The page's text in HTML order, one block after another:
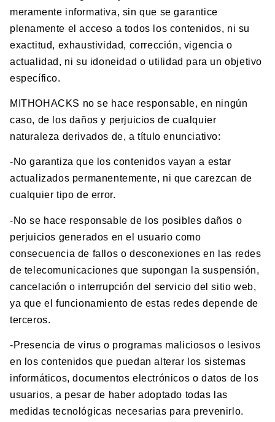
meramente informativa, sin que se garantice
plenamente el acceso a todos los contenidos, ni su
exactitud, exhaustividad, corrección, vigencia o
actualidad, ni su idoneidad o utilidad para un objetivo
específico.
MITHOHACKS no se hace responsable, en ningún
caso, de los daños y perjuicios de cualquier
naturaleza derivados de, a título enunciativo:
-No garantiza que los contenidos vayan a estar
actualizados permanentemente, ni que carezcan de
cualquier tipo de error.
-No se hace responsable de los posibles daños o
perjuicios generados en el usuario como
consecuencia de fallos o desconexiones en las redes
de telecomunicaciones que supongan la suspensión,
cancelación o interrupción del servicio del sitio web,
ya que el funcionamiento de estas redes depende de
terceros.
-Presencia de virus o programas maliciosos o lesivos
en los contenidos que puedan alterar los sistemas
informáticos, documentos electrónicos o datos de los
usuarios, a pesar de haber adoptado todas las
medidas tecnológicas necesarias para prevenirlo.